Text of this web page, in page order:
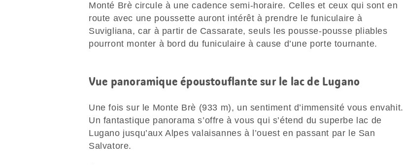
Monté Brè circule à une cadence semi-horaire. Celles et ceux qui sont en
route avec une poussette auront intérêt à prendre le funiculaire à
Suvigliana, car à partir de Cassarate, seuls les pousse-pousse pliables
pourront monter à bord du funiculaire à cause d’une porte tournante.
Vue panoramique époustouflante sur le lac de Lugano
Une fois sur le Monte Brè (933 m), un sentiment d’immensité vous envahit.
Un fantastique panorama s’offre à vous qui s’étend du superbe lac de
Lugano jusqu’aux Alpes valaisannes à l’ouest en passant par le San
Salvatore.